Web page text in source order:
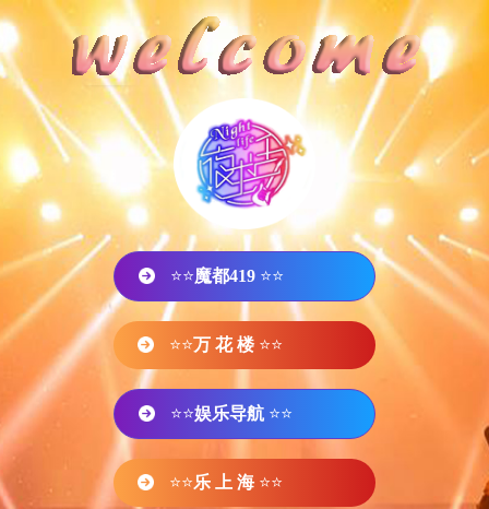
⭐⭐魔都419 ⭐⭐
⭐⭐万 花 楼 ⭐⭐
⭐⭐娱乐导航 ⭐⭐
⭐⭐乐 上 海 ⭐⭐